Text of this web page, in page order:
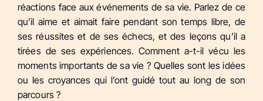
réactions face aux événements de sa vie. Parlez de ce
qu’il aime et aimait faire pendant son temps libre, de
ses réussites et de ses échecs, et des leçons qu’il a
tirées de ses expériences. Comment a-t-il vécu les
moments importants de sa vie ? Quelles sont les idées
ou les croyances qui l’ont guidé tout au long de son
parcours ?